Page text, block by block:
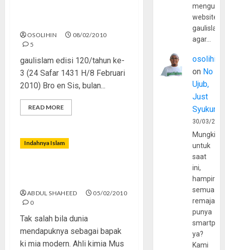
OSOLIHIN
08/02/2010
5
gaulislam edisi 120/tahun ke-
3 (24 Safar 1431 H/8 Februari
2010) Bro en Sis, bulan...
READ MORE
Indahnya Islam
ABDUL SHAHEED
05/02/2010
0
Tak salah bila dunia
mendapuknya sebagai bapak
ki mia modern. Ahli kimia Mus
website
agar…
osolihin
on No
Ujub,
Just
Syukur
30/03/
Mungkin
untuk
saat
ini,
hampir
semua
remaja
punya
ya?
Kami